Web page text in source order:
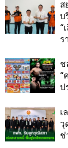
ส
บ
“
ร
ช
“
ป
เ
วุ
ช่